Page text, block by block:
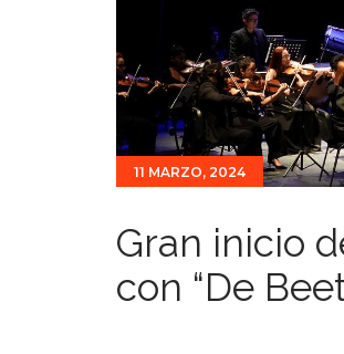
11 MARZO, 2024
Gran inicio
con “De